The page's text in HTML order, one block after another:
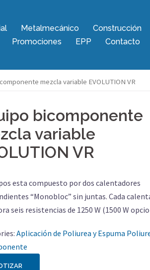
Metalmecánico
Construcción
Promociones EPP Contacto
mezcla variable EVOLUTION VR
bicomponente
variable
VR
esta compuesto por dos calentadores
“Monobloc” sin juntas. Cada
seis resistencias de 1250 W (1500 W
Aplicación de Poliurea y Espuma